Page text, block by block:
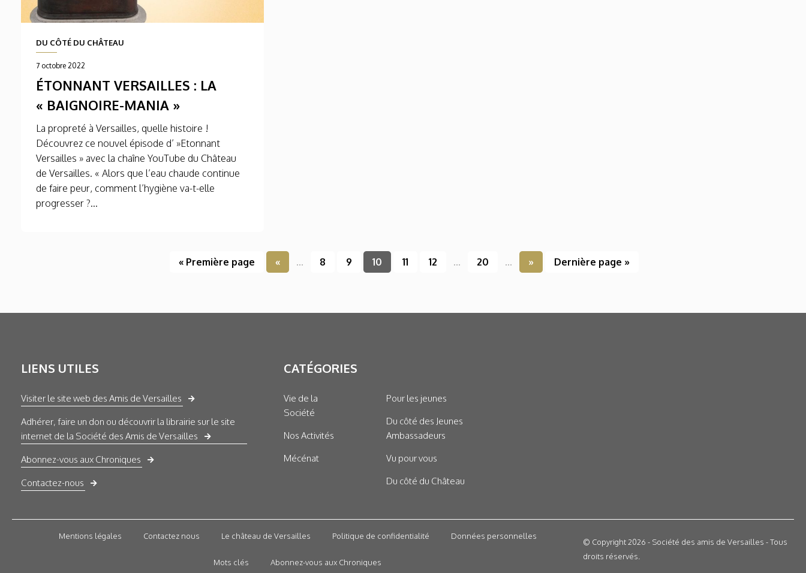
DU CÔTÉ DU CHÂTEAU
7 octobre 2022
ÉTONNANT VERSAILLES : LA
« BAIGNOIRE-MANIA »
La propreté à Versailles, quelle histoire !
Découvrez ce nouvel épisode d’ »Etonnant
Versailles » avec la chaîne YouTube du Château
de Versailles. « Alors que l’eau chaude continue
de faire peur, comment l’hygiène va-t-elle
progresser ?...
« Première page « ... 8 9 10 11 12 ... 20 ... » Dernière page »
LIENS UTILES
Visiter le site web des Amis de Versailles
Adhérer, faire un don ou découvrir la librairie sur le site
internet de la Société des Amis de Versailles
Abonnez-vous aux Chroniques
Contactez-nous
CATÉGORIES
Vie de la
Société
Nos Activités
Mécénat
Pour les jeunes
Du côté des Jeunes
Ambassadeurs
Vu pour vous
Du côté du Château
Mentions légales Contactez nous Le château de Versailles Politique de confidentialité Données personnelles
Mots clés Abonnez-vous aux Chroniques
© Copyright 2026 - Société des amis de Versailles - Tous
droits réservés.